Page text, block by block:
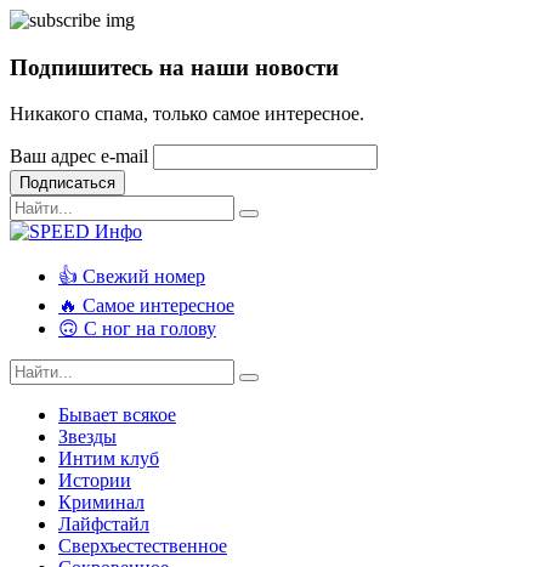
Подпишитесь на наши новости
Никакого спама, только самое интересное.
Ваш адрес e-mail
Подписаться
👍 Свежий номер
🔥 Самое интересное
🙃 С ног на голову
Бывает всякое
Звезды
Интим клуб
Истории
Криминал
Лайфстайл
Сверхъестественное